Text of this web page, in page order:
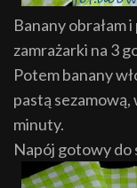
Banany obrałam
zamrażarki na 3
Potem banany
pastą sezamową,
minuty.
Napój gotowy do